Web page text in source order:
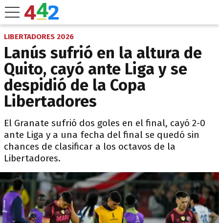
LIBERTADORES 2026
Lanús sufrió en la altura de
Quito, cayó ante Liga y se
despidió de la Copa
Libertadores
El Granate sufrió dos goles en el final, cayó 2-0
ante Liga y a una fecha del final se quedó sin
chances de clasificar a los octavos de la
Libertadores.